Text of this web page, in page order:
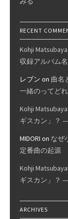
RECENT
Kohji
収録アルバム
レブン on 曲名
一緒のってど
Kohji
ギスカン」？
MIDORI on なぜ
定番曲の起源
Kohji
ギスカン」？
ARCHIVES